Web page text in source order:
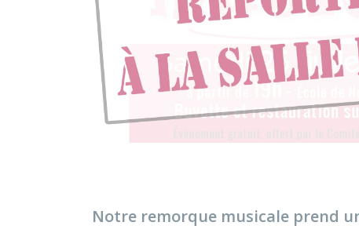
Notre remorque musicale prend